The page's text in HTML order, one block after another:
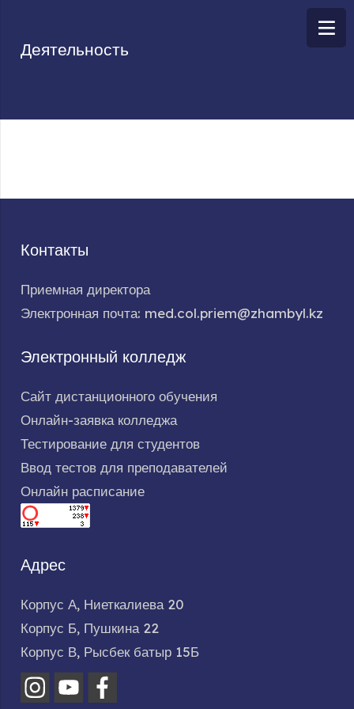
Деятельность
Контакты
Приемная директора
Электронная почта: med.col.priem@zhambyl.kz
Электронный колледж
Сайт дистанционного обучения
Онлайн-заявка колледжа
Тестирование для студентов
Ввод тестов для преподавателей
Онлайн расписание
Адрес
Корпус А, Ниеткалиева 20
Корпус Б, Пушкина 22
Корпус В, Рысбек батыр 15Б